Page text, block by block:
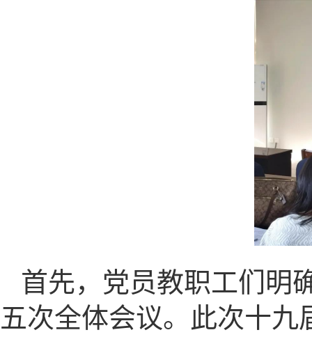
首先，党员教职工们明
五次全体会议。此次十